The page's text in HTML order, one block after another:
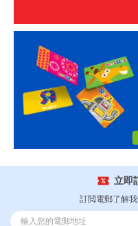
立即
訂閲電郵了解